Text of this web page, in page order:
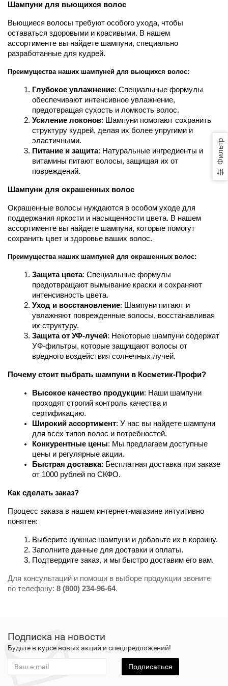
Фильтр
Шампуни для вьющихся волос
Вьющиеся волосы требуют особого ухода, чтобы
оставаться здоровыми и красивыми. В нашем
ассортименте вы найдете шампуни, специально
разработанные для кудрей.
Преимущества наших шампуней для вьющихся волос:
Глубокое увлажнение: Специальные формулы
обеспечивают интенсивное увлажнение,
предотвращая сухость и ломкость волос.
Усиление локонов: Шампуни помогают сохранить
структуру кудрей, делая их более упругими и
эластичными.
Питание и защита: Натуральные ингредиенты и
витамины питают волосы, защищая их от
повреждений.
Шампуни для окрашенных волос
Окрашенные волосы нуждаются в особом уходе для
поддержания яркости и насыщенности цвета. В нашем
ассортименте вы найдете шампуни, которые помогут
сохранить цвет и здоровье ваших волос.
Преимущества наших шампуней для окрашенных волос:
Защита цвета: Специальные формулы
предотвращают вымывание краски и сохраняют
интенсивность цвета.
Уход и восстановление: Шампуни питают и
увлажняют поврежденные волосы, восстанавливая
их структуру.
Защита от УФ-лучей: Некоторые шампуни содержат
УФ-фильтры, которые защищают волосы от
вредного воздействия солнечных лучей.
Почему стоит выбрать шампуни в Косметик-Профи?
Высокое качество продукции: Наши шампуни
проходят строгий контроль качества и
сертификацию.
Широкий ассортимент: У нас вы найдете шампуни
для всех типов волос и потребностей.
Конкурентные цены: Мы предлагаем доступные
цены и регулярные акции.
Быстрая доставка: Бесплатная доставка при заказе
от 1000 рублей по СКФО.
Как сделать заказ?
Процесс заказа в нашем интернет-магазине интуитивно
понятен:
Выберите нужные шампуни и добавьте их в корзину.
Заполните данные для доставки и оплаты.
Подтвердите заказ, и мы быстро доставим его вам.
Для консультаций и помощи в выборе продукции звоните
по телефону: 8 (800) 234-96-64.
Подписка на новости
Будьте в курсе новых акций и спецпредложений!
Подписаться